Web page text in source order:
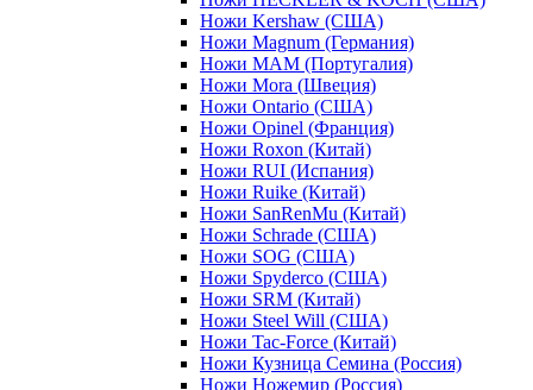
Ножи Kershaw (США)
Ножи Magnum (Германия)
Ножи MAM (Португалия)
Ножи Mora (Швеция)
Ножи Ontario (США)
Ножи Opinel (Франция)
Ножи Roxon (Китай)
Ножи RUI (Испания)
Ножи Ruike (Китай)
Ножи SanRenMu (Китай)
Ножи Schrade (США)
Ножи SOG (США)
Ножи Spyderco (США)
Ножи SRM (Китай)
Ножи Steel Will (США)
Ножи Tac-Force (Китай)
Ножи Кузница Семина (Россия)
Ножи Ножемир (Россия)